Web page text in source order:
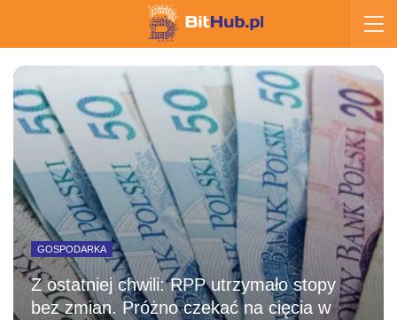
GOSPODARKA
Z ostatniej chwili: RPP utrzymało stopy
bez zmian. Próżno czekać na cięcia w